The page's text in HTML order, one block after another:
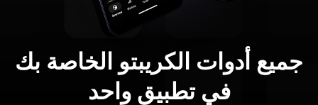
جميع أدوات الكريبتو الخاصة بك
في تطبيق واحد